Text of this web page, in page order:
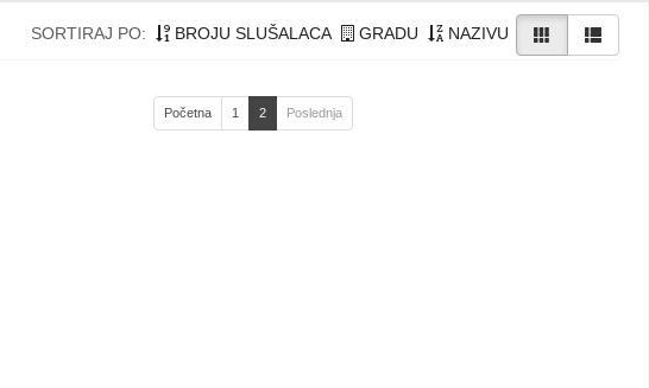
SORTIRAJ PO: BROJU SLUŠALACA GRADU NAZIVU
Početna 1 2 Poslednja